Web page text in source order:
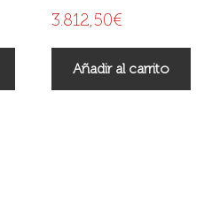
3.812,50€
Añadir al carrito